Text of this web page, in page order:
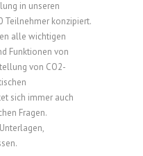
in unseren
Teilnehmer konzipiert.
alle wichtigen
Funktionen von
von CO2-
sich immer auch
Fragen.